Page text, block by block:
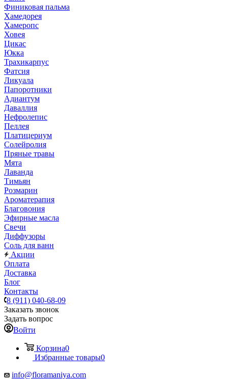
Финиковая пальма
Хамедорея
Хамеропс
Ховея
Цикас
Юкка
Трахикарпус
Фатсия
Ликуала
Папоротники
Адиантум
Даваллия
Нефролепис
Пеллея
Платицериум
Солейролия
Пряные травы
Мята
Лаванда
Тимьян
Розмарин
Ароматерапия
Благовония
Эфирные масла
Свечи
Диффузоры
Соль для ванн
Акции
Оплата
Доставка
Блог
Контакты
8 (911) 040-68-09
Заказать звонок
Задать вопрос
Войти
Корзина0
Избранные товары0
info@floramaniya.com